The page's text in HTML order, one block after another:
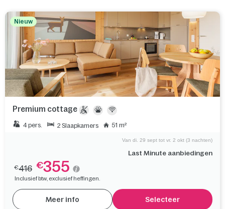
Nieuw
Premium cottage
4 pers. 2 Slaapkamers 51 m²
Last Minute aanbiedingen
Van di. 29 sept tot vr. 2 okt (3 nachten)
€416 €355
Inclusief btw, exclusief heffingen.
Meer info Selecteer